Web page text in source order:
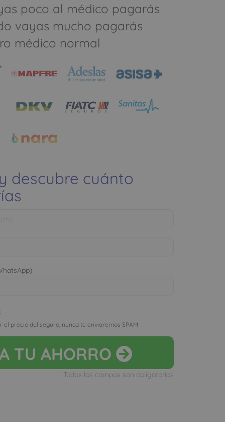
poco al médico pagarás
vayas mucho pagarás
médico normal
descubre cuánto
precio del seguro, nunca te enviaremos SPAM
TU AHORRO
Todos los campos son obligatorios